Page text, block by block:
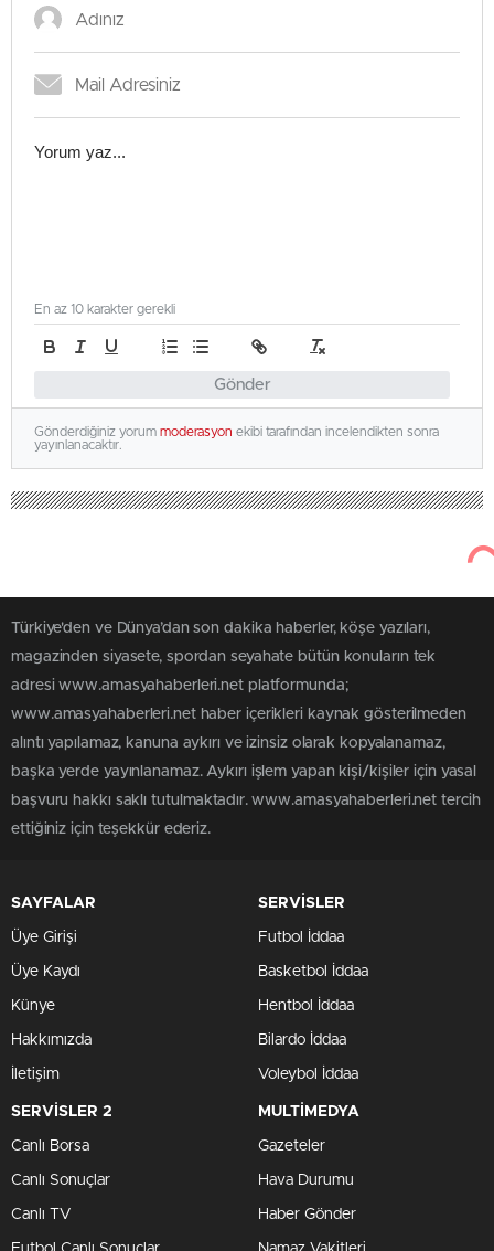
Gönder
En az 10 karakter gerekli
Gönderdiğiniz yorum moderasyon ekibi tarafından incelendikten sonra
yayınlanacaktır.
Türkiye'den ve Dünya’dan son dakika haberler, köşe yazıları,
magazinden siyasete, spordan seyahate bütün konuların tek
adresi www.amasyahaberleri.net platformunda;
www.amasyahaberleri.net haber içerikleri kaynak gösterilmeden
alıntı yapılamaz, kanuna aykırı ve izinsiz olarak kopyalanamaz,
başka yerde yayınlanamaz. Aykırı işlem yapan kişi/kişiler için yasal
başvuru hakkı saklı tutulmaktadır. www.amasyahaberleri.net tercih
ettiğiniz için teşekkür ederiz.
SAYFALAR
Üye Girişi
Üye Kaydı
Künye
Hakkımızda
İletişim
SERVİSLER
Futbol İddaa
Basketbol İddaa
Hentbol İddaa
Bilardo İddaa
Voleybol İddaa
SERVİSLER 2
Canlı Borsa
Canlı Sonuçlar
Canlı TV
MULTİMEDYA
Gazeteler
Hava Durumu
Haber Gönder